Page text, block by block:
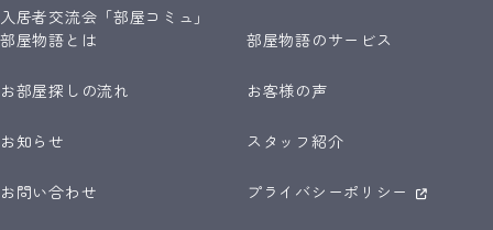
入居者交流会「部屋コミュ」
部屋物語とは
部屋物語のサービス
お部屋探しの流れ お客様の声
お知らせ スタッフ紹介
お問い合わせ プライバシーポリシー